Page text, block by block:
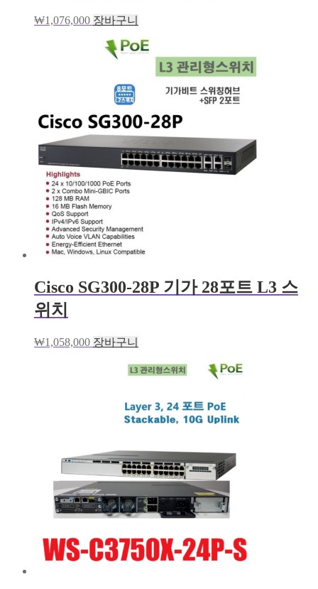
₩1,076,000 장바구니
Cisco SG300-28P 기가 28포트 L3 스
위치
₩1,058,000 장바구니